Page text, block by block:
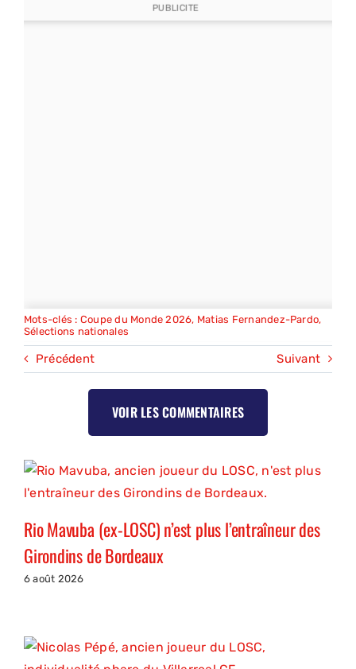
PUBLICITE
Mots-clés : Coupe du Monde 2026, Matias Fernandez-Pardo,
Sélections nationales
Précédent Suivant
VOIR LES COMMENTAIRES
Rio Mavuba (ex-LOSC) n’est plus l’entraîneur des
Girondins de Bordeaux
6 août 2026